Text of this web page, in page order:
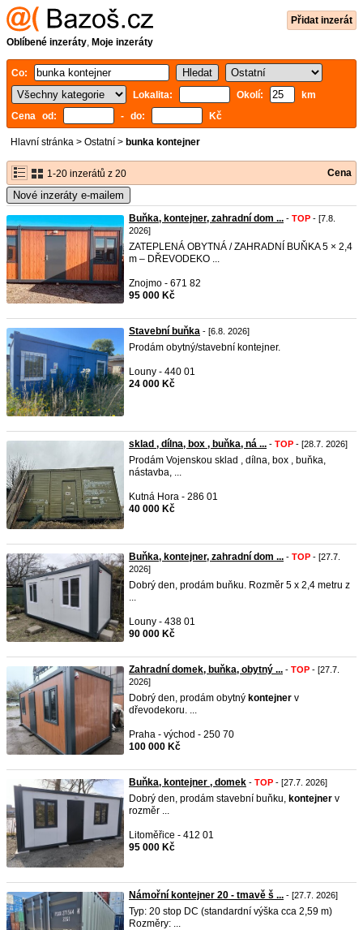
Přidat inzerát
Oblíbené inzeráty, Moje inzeráty
Co:
Lokalita:
Okolí:
km
Cena od:
- do: Kč
Hlavní stránka > Ostatní > bunka kontejner
1-20 inzerátů z 20 Cena
Nové inzeráty e-mailem
Buňka, kontejner, zahradní dom ... - TOP - [7.8.
2026]
ZATEPLENÁ OBYTNÁ / ZAHRADNÍ BUŇKA 5 × 2,4
m – DŘEVODEKO ...
Znojmo - 671 82
95 000 Kč
Stavební buňka - [6.8. 2026]
Prodám obytný/stavební kontejner.
Louny - 440 01
24 000 Kč
sklad , dílna, box , buňka, ná ... - TOP - [28.7. 2026]
Prodám Vojenskou sklad , dílna, box , buňka,
nástavba, ...
Kutná Hora - 286 01
40 000 Kč
Buňka, kontejner, zahradní dom ... - TOP - [27.7.
2026]
Dobrý den, prodám buňku. Rozměr 5 x 2,4 metru z
...
Louny - 438 01
90 000 Kč
Zahradní domek, buňka, obytný ... - TOP - [27.7.
2026]
Dobrý den, prodám obytný kontejner v
dřevodekoru. ...
Praha - východ - 250 70
100 000 Kč
Buňka, kontejner , domek - TOP - [27.7. 2026]
Dobrý den, prodám stavební buňku, kontejner v
rozměr ...
Litoměřice - 412 01
95 000 Kč
Námořní kontejner 20 - tmavě š ... - [27.7. 2026]
Typ: 20 stop DC (standardní výška cca 2,59 m)
Rozměry: ...